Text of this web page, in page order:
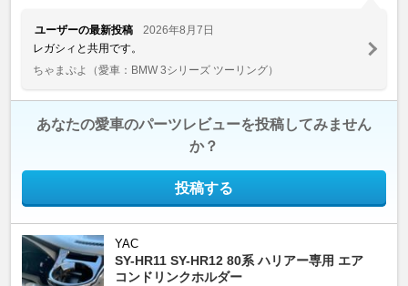
ユーザーの最新投稿
2026年8月7日
レガシィと共用です。
ちゃまぷよ
（愛車：BMW 3シリーズ ツーリング）
あなたの愛車のパーツレビューを投稿してみません
か？
投稿する
YAC
SY-HR11 SY-HR12 80系 ハリアー専用 エア
コンドリンクホルダー